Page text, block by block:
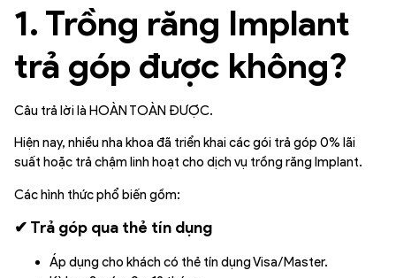
1. Trồng răng Implant
trả góp được không?
Câu trả lời là HOÀN TOÀN ĐƯỢC.
Hiện nay, nhiều nha khoa đã triển khai các gói trả góp 0% lãi
suất hoặc trả chậm linh hoạt cho dịch vụ trồng răng Implant.
Các hình thức phổ biến gồm:
✔ Trả góp qua thẻ tín dụng
Áp dụng cho khách có thẻ tín dụng Visa/Master.